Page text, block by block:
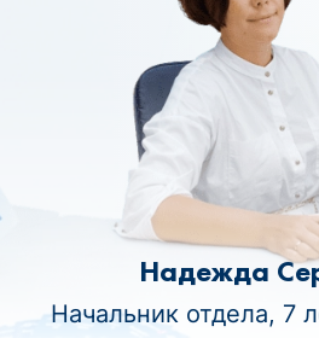
Надежда
Начальник отдела, 7